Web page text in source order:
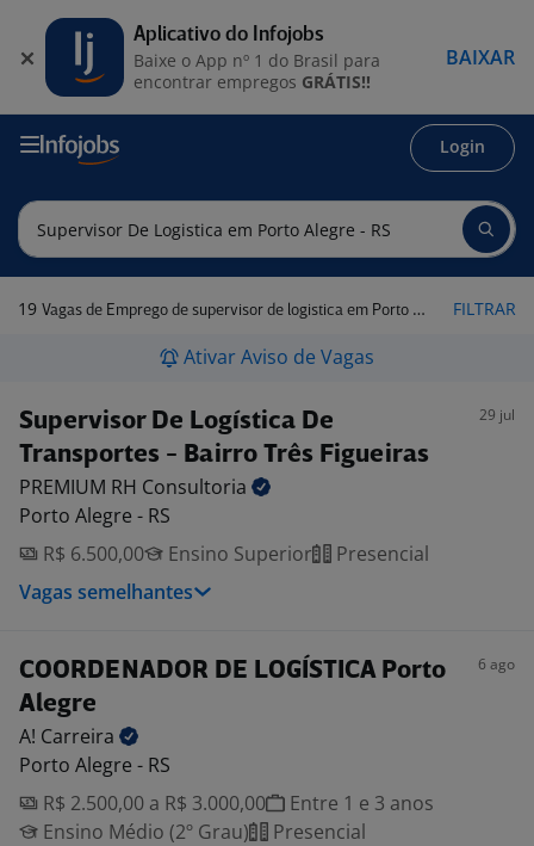
Login
19 Vagas de Emprego de supervisor de logistica em Porto Alegre - RS FILTRAR
Ativar Aviso de Vagas
Supervisor De Logística De
Transportes - Bairro Três Figueiras
29 jul
PREMIUM RH Consultoria
Porto Alegre - RS
R$ 6.500,00
Ensino Superior
Presencial
Vagas semelhantes
COORDENADOR DE LOGÍSTICA Porto
Alegre
6 ago
A! Carreira
Porto Alegre - RS
R$ 2.500,00 a R$ 3.000,00
Entre 1 e 3 anos
Ensino Médio (2º Grau)
Presencial
Aplicativo do Infojobs
Baixe o App nº 1 do Brasil para
encontrar empregos GRÁTIS!!
BAIXAR